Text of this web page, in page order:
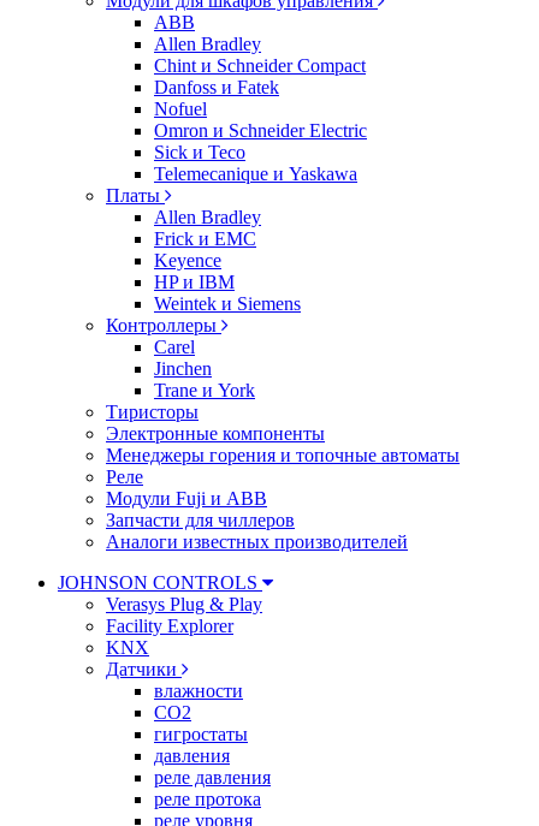
ABB
Allen Bradley
Chint и Schneider Compact
Danfoss и Fatek
Nofuel
Omron и Schneider Electric
Sick и Teco
Telemecanique и Yaskawa
Платы
Allen Bradley
Frick и EMC
Keyence
HP и IBM
Weintek и Siemens
Контроллеры
Carel
Jinchen
Trane и York
Тиристоры
Электронные компоненты
Менеджеры горения и топочные автоматы
Реле
Модули Fuji и ABB
Запчасти для чиллеров
Аналоги известных производителей
JOHNSON CONTROLS
Verasys Plug & Play
Facility Explorer
KNX
Датчики
влажности
CO2
гигростаты
давления
реле давления
реле протока
реле уровня